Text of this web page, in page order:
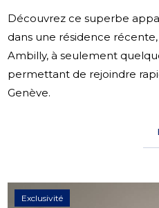
Découvrez ce superbe
dans une résidence
Ambilly, à seulement
permettant de rejoindre
Genève.
Exclusivité